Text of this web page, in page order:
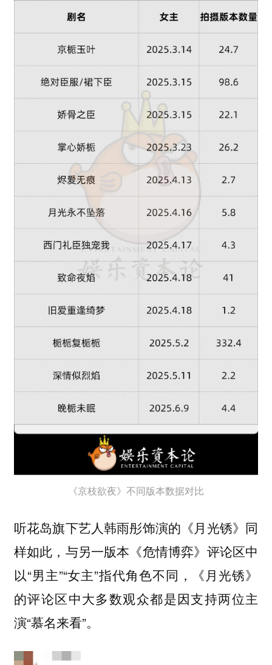
《京枝欲夜》不同版本数据对比
听花岛旗下艺人韩雨彤饰演的《月光锈》同
样如此，与另一版本《危情博弈》评论区中
以“男主”“女主”指代角色不同，《月光锈》
的评论区中大多数观众都是因支持两位主
演“慕名来看”。